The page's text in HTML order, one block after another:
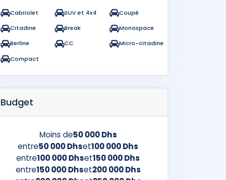
Cabriolet SUV et 4x4
Coupé
Citadine
Break
Monospace
Berline
CC
Micro-citadine
Compact
Budget
Moins de50 000 Dhs
entre50 000 Dhset100 000 Dhs
entre100 000 Dhset150 000 Dhs
entre150 000 Dhset200 000 Dhs